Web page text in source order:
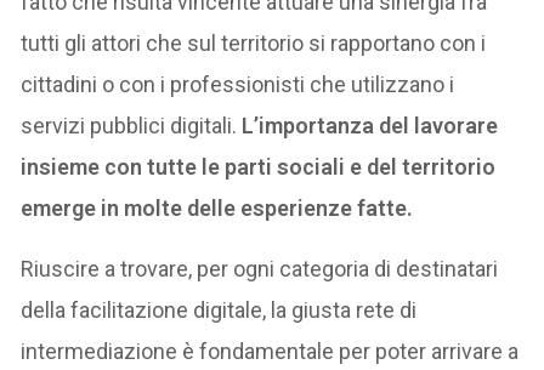
tutti gli attori che sul territorio si rapportano con i
cittadini o con i professionisti che utilizzano i
servizi pubblici digitali. L’importanza del lavorare
insieme con tutte le parti sociali e del territorio
emerge in molte delle esperienze fatte.
Riuscire a trovare, per ogni categoria di destinatari
della facilitazione digitale, la giusta rete di
intermediazione è fondamentale per poter arrivare a